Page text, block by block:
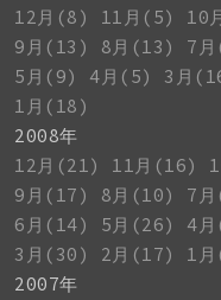
12月(8)
11月(5)
10
9月(13)
8月(13) 7
5月(9)
4月(5) 3月
1月(18)
2008年
12月(21)
11月(16)
9月(17)
8月(10)
7
6月(14)
5月(26)
4
3月(30)
2月(17)
1
2007年